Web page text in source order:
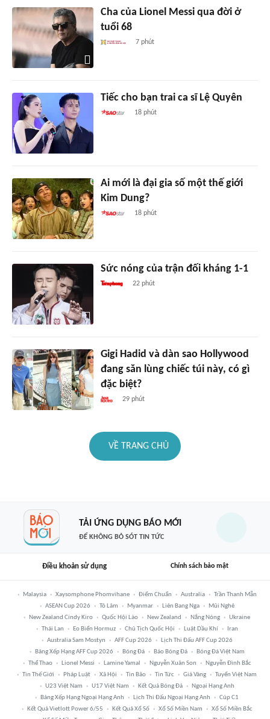
Cha của Lionel Messi qua đời ở
tuổi 68
7 phút
Tiếc cho bạn trai ca sĩ Lệ Quyên
18 phút
Ai mới là đại gia số một thế giới
Kim Dung?
18 phút
Sức nóng của trận đối kháng 1-1
22 phút
Gigi Hadid và dàn sao Hollywood
đang săn lùng chiếc túi này, có gì
đặc biệt?
29 phút
VỀ TRANG CHỦ
TẢI ỨNG DỤNG BÁO MỚI
ĐỂ KHÔNG BỎ SÓT TIN TỨC
Điều khoản sử dụng Chính sách bảo mật
Malaysia Xaysomphone Phomvihane Điểm Chuẩn Australia
Trần Thanh Mẫn
ASEAN Cup 2026
Tô Lâm Myanmar Liên Bang Nga
Mũi Nghê
New Zealand Cindy Kiro
Quốc Hội Lào New Zealand Nắng Nóng
Ukraine
Thái Lan
Eo Biển Hormuz Chủ Tịch Quốc Hội Luật Dầu Khí
Iran
Australia Sam Mostyn
AFF Cup 2026
Lịch Thi Đấu AFF Cup 2026
Bảng Xếp Hạng AFF Cup 2026
Bóng Đá Báo Bóng Đá
Bóng Đá Việt Nam
Thể Thao
Lionel Messi Lamine Yamal Nguyễn Xuân Son
Nguyễn Đình Bắc
Tin Thế Giới
Pháp Luật Xã Hội Tin Bão Tin Tức Giá Vàng
Tuyển Việt Nam
U23 Việt Nam
U17 Việt Nam Kết Quả Bóng Đá
Ngoại Hạng Anh
Bảng Xếp Hạng Ngoại Hạng Anh
Lịch Thi Đấu Ngoại Hạng Anh
Cúp C1
Kết Quả Vietlott Power 6/55
Kết Quả Xổ Số Xổ Số Miền Nam
Xổ Số Miền Bắc